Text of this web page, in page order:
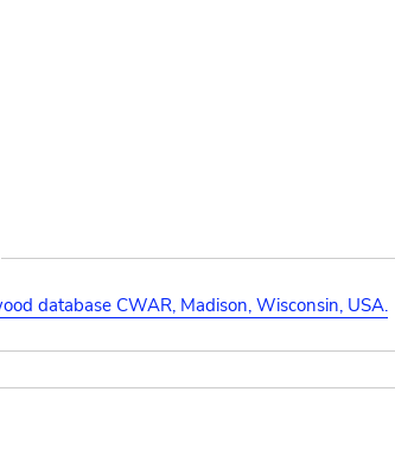
database CWAR, Madison, Wisconsin, USA.